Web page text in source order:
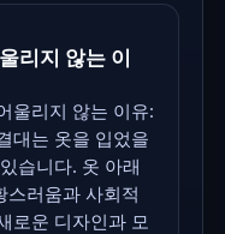
리지 않는 이
울리지 않는 이유:
대는 옷을 입었을
습니다. 옷 아래
스러움과 사회적
로운 디자인과 모